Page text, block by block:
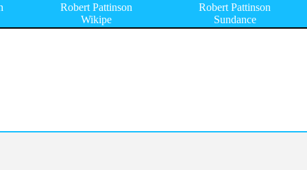
Robert Pattinson
Wikipe
Robert Pattinson
Sundance